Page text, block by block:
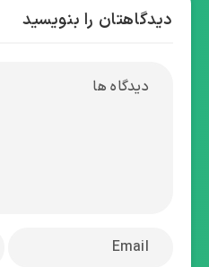
دیدگاهتان را بنویسید